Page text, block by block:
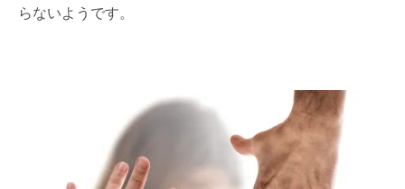
らないようです。